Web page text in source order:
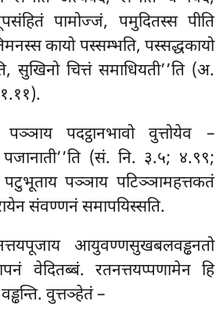
पामोज्जं, पमुदितस्स पीति
कायो पस्सम्भति, पस्सद्धकायो
सुखिनो चित्तं समाधियती’’ति (अ.
पदट्ठानभावो वुत्तोयेव –
पजानाती’’ति (सं. नि. ३.५; ४.९९;
पञ्ञाय पटिञ्ञामहत्तकतं
संवण्णनं समापयिस्सति.
आयुवण्णसुखबलवड्ढनतो
वेदितब्बं. रतनत्तयप्पणामेन हि
वुत्तञ्हेतं –